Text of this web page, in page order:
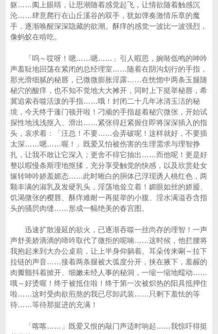
躯……阖上眼睛，让思潮随着感觉起飞，让情欲随着触感沉
沦……肆意爬行在山丘溪谷的双手，犹如弹奏激情乐章的魔
手，逐渐唤醒深深隐藏的欲潮。酥痒的感觉一波比一波强烈，
像蚂蚁在啃吃。
「呜～哎呀！嗯……嗯……」引人暇思，婉啭低鸣的呻吟
声羞耻地回荡在紧闭的总经理室……随着在阴沟划行的手指，
那光滑细腻的秘唇，已微微膨胀淫露……在恍惚中两条玉腿随
秘穴的酸痒，也不知不觉地大大摊开，同时上下挺举秘唇，希
冀追索吞噬活泼的手指……哦！封闭二十几年冰清玉洁的秘
境，今天终于蓬门顿开啦！刁顽的手指趁着秘穴微张，开始试
探性地浅浅抠入、滑出……紧张得赶紧握住即将深深插入的指
头，哀求着：「汪总！不要……会弄破呢！这样就好，不要插
太深……嗯……喔！」既爱又怕被伤害的生理需求与理智挣
扎，让我不敢让它深入；更舍不得它抽出……而他呢！更是好
整以暇慢条斯理地抠揉，充分享受触觉的快感，以及欣赏处女
辗转呻吟娇羞媚态……此时晰白的胴体已浮现诱人桃红色，两
颗丰满的淑乳及发硬乳头，淫荡地耸立着！媚眼如丝的娇靥、
饥渴微张的樱唇、酥痒难耐一再挺举的小腹、淫水满溢吞含指
头的骚屄肉缝……形成一幅绝美的春宫图。
迅速扩散漫延的欲火，已逐渐吞噬一丝尚存的理智！一声
声舒美娇滴滴的啼吟取代了微拒的呢喃……这时候，他拦腰将
我抱起来到大办公桌前，让上半身仰躺着。耳朵传来唰～拉下
拉链的声音……接着两条腿被大弧度分开，挟在腋下，羞赧的
肉瓣颤抖着掀开、细嫩未经人事的秘洞，一缩一缩地蠕动……
哦～好烫喔！终于被抵住啦！终于第一次被炽热的阳具抵押住
啦……这时受肉欲煎熬的我已尽卸武装……只剩下羞怯的等
待……等待那挺进的充满！
「喀喀……」既爱又恨的敲门声适时响起……我惊吓得挺